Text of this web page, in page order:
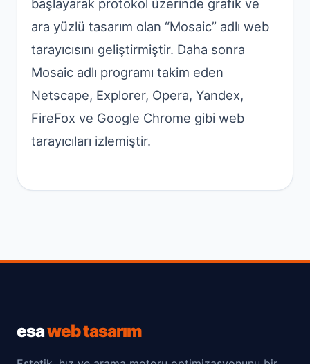
başlayarak protokol üzerinde grafik ve
ara yüzlü tasarım olan “Mosaic” adlı web
tarayıcısını geliştirmiştir. Daha sonra
Mosaic adlı programı takim eden
Netscape, Explorer, Opera, Yandex,
FireFox ve Google Chrome gibi web
tarayıcıları izlemiştir.
esaweb tasarım